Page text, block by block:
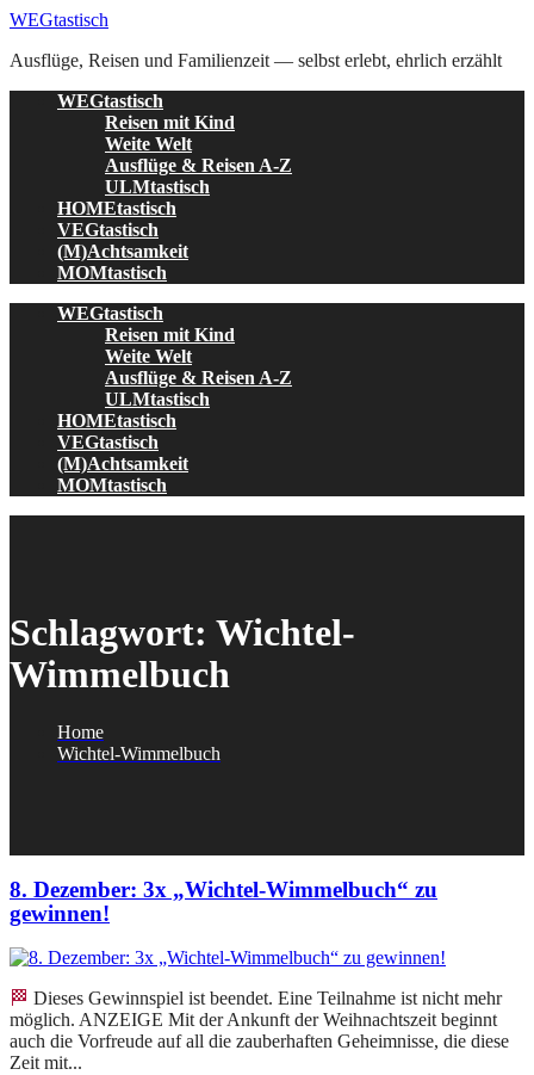
Skip
content
WEGtastisch
Ausflüge, Reisen und Familienzeit — selbst erlebt, ehrlich erzählt
WEGtastisch
Reisen mit Kind
Weite Welt
Ausflüge & Reisen A-Z
ULMtastisch
HOMEtastisch
VEGtastisch
(M)Achtsamkeit
MOMtastisch
WEGtastisch
Reisen mit Kind
Weite Welt
Ausflüge & Reisen A-Z
ULMtastisch
HOMEtastisch
VEGtastisch
(M)Achtsamkeit
MOMtastisch
Schlagwort: Wichtel-
Wimmelbuch
Home
Wichtel-Wimmelbuch
8. Dezember: 3x „Wichtel-Wimmelbuch“ zu
gewinnen!
🏁 Dieses Gewinnspiel ist beendet. Eine Teilnahme ist nicht mehr
möglich. ANZEIGE Mit der Ankunft der Weihnachtszeit beginnt
auch die Vorfreude auf all die zauberhaften Geheimnisse, die diese
Zeit mit...